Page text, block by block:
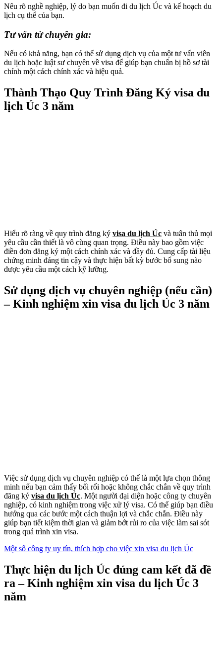
Nêu rõ nghề nghiệp, lý do bạn muốn đi du lịch Úc và kế hoạch du
lịch cụ thể của bạn.
Tư vấn từ chuyên gia:
Nếu có khả năng, bạn có thể sử dụng dịch vụ của một tư vấn viên
du lịch hoặc luật sư chuyên về visa để giúp bạn chuẩn bị hồ sơ tài
chính một cách chính xác và hiệu quả.
Thành Thạo Quy Trình Đăng Ký visa du
lịch Úc 3 năm
Hiểu rõ ràng về quy trình đăng ký visa du lịch Úc và tuân thủ mọi
yêu cầu cần thiết là vô cùng quan trọng. Điều này bao gồm việc
điền đơn đăng ký một cách chính xác và đầy đủ. Cung cấp tài liệu
chứng minh đáng tin cậy và thực hiện bất kỳ bước bổ sung nào
được yêu cầu một cách kỹ lưỡng.
Sử dụng dịch vụ chuyên nghiệp (nếu cần)
– Kinh nghiệm xin visa du lịch Úc 3 năm
Việc sử dụng dịch vụ chuyên nghiệp có thể là một lựa chọn thông
minh nếu bạn cảm thấy bối rối hoặc không chắc chắn về quy trình
đăng ký visa du lịch Úc. Một người đại diện hoặc công ty chuyên
nghiệp, có kinh nghiệm trong việc xử lý visa. Có thể giúp bạn điều
hướng qua các bước một cách thuận lợi và chắc chắn. Điều này
giúp bạn tiết kiệm thời gian và giảm bớt rủi ro của việc làm sai sót
trong quá trình xin visa.
Một số công ty uy tín, thích hợp cho việc xin visa du lịch Úc
Thực hiện du lịch Úc đúng cam kết đã đề
ra – Kinh nghiệm xin visa du lịch Úc 3
năm